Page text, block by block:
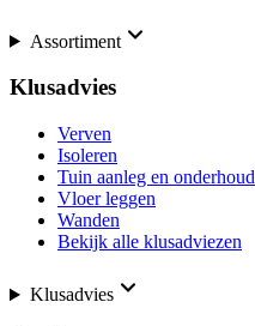
Assortiment
Klusadvies
Verven
Isoleren
Tuin aanleg en onderhoud
Vloer leggen
Wanden
Bekijk alle klusadviezen
Klusadvies